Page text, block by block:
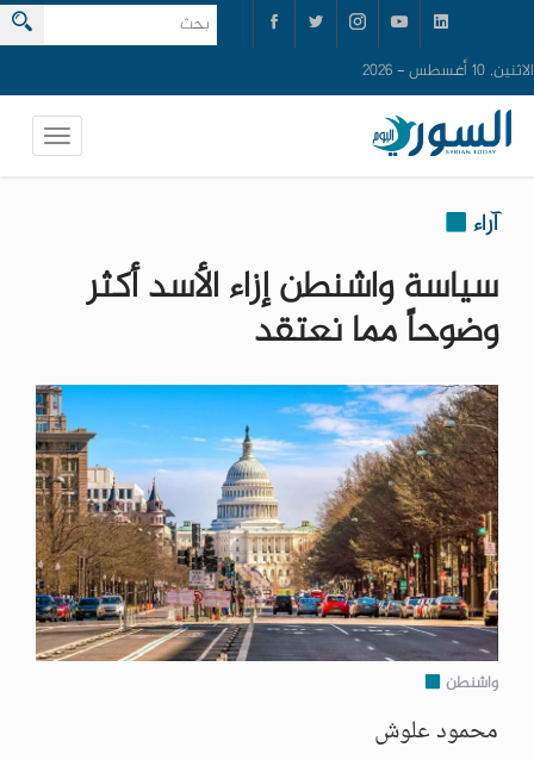
الاثنين, 10 أغسطس - 2026
آراء
سياسة واشنطن إزاء الأسد أكثر
وضوحاً مما نعتقد
واشنطن
محمود علوش